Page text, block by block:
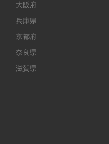
大阪府
兵庫県
京都府
奈良県
滋賀県